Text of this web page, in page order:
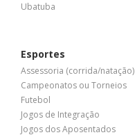
Ubatuba
Esportes
Assessoria (corrida/natação)
Campeonatos ou Torneios
Futebol
Jogos de Integração
Jogos dos Aposentados